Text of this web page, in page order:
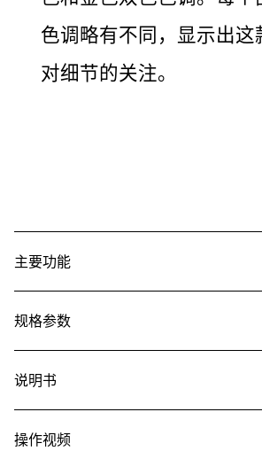
色调略有不同，显示出这
对细节的关注。
主要功能
规格参数
说明书
操作视频